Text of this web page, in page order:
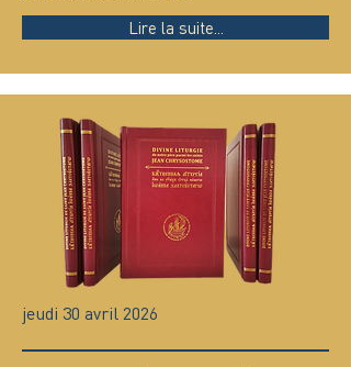
Lire la suite...
jeudi 30 avril 2026